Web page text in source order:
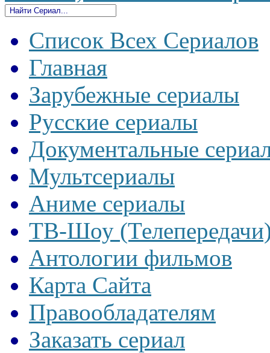
Список Всех Сериалов
Главная
Зарубежные сериалы
Русские сериалы
Документальные
Мультсериалы
Аниме сериалы
ТВ-Шоу
Антологии фильмов
Карта Сайта
Правообладателям
Заказать сериал